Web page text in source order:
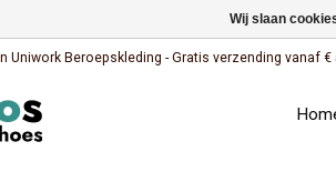
Uniwork Beroepskleding - Gratis verzending vanaf
Wij slaan